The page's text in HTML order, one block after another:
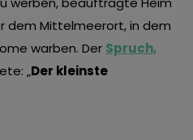
dem Mittelmeerort, in dem
warben. Der Spruch,
„Der kleinste